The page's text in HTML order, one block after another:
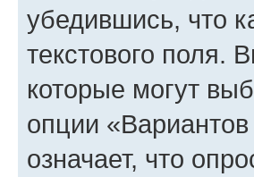
убедившись, что
текстового поля.
которые могут
опции
означает, что